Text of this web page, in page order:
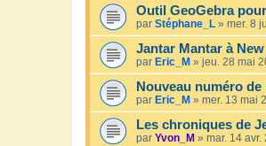
Outil GeoGebra
par Stéphane_L » mer. 8
Jantar Mantar à
par Eric_M » jeu. 28 mai
Nouveau numéro
par Eric_M » mer. 13 mai
Les chroniques de
par Yvon_M » mar. 14 avr.